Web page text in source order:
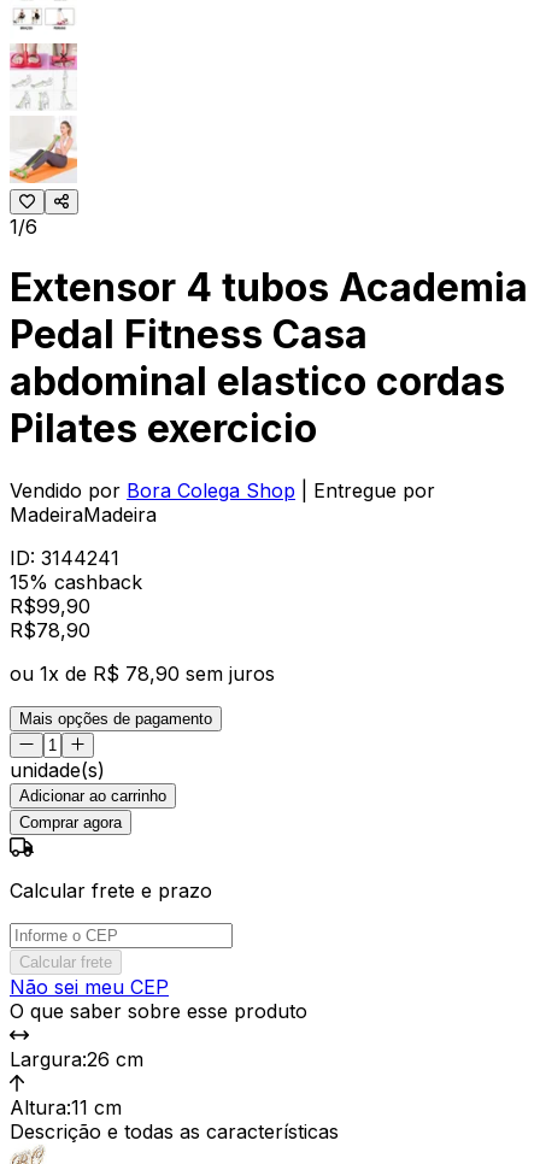
1/6
Extensor 4 tubos Academia
Pedal Fitness Casa
abdominal elastico cordas
Pilates exercicio
Vendido por Bora Colega Shop
| Entregue por
MadeiraMadeira
ID: 3144241
15% cashback
R$99,90
R$78,90
ou 1x de R$ 78,90 sem juros
Mais opções de pagamento
unidade(s)
Adicionar ao carrinho
Comprar agora
Calcular frete e prazo
Calcular frete
Não sei meu CEP
O que saber sobre esse produto
Largura:26 cm
Altura:11 cm
Descrição e todas as características